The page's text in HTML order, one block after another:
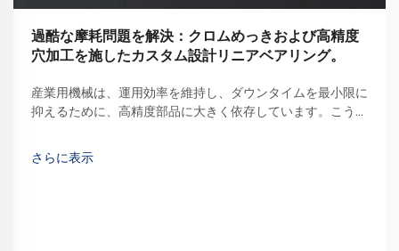
過酷な摩耗問題を解決：クロムめっきおよび高精度
穴加工を施したカスタム設計リニアベアリング。
産業用機械は、運用効率を維持し、ダウンタイムを最小限に
抑えるために、高精度部品に大きく依存しています。こうし
された直線運動を実現する基本要素です…
さらに表示